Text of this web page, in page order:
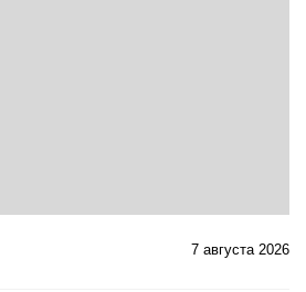
7 августа 2026